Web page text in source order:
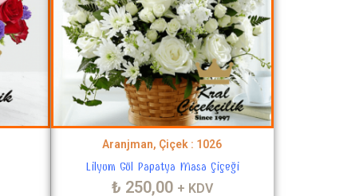
Aranjman, Çiçek : 1026
Lilyum Gül Papatya Masa Çiçeği
₺ 250,00 + KDV